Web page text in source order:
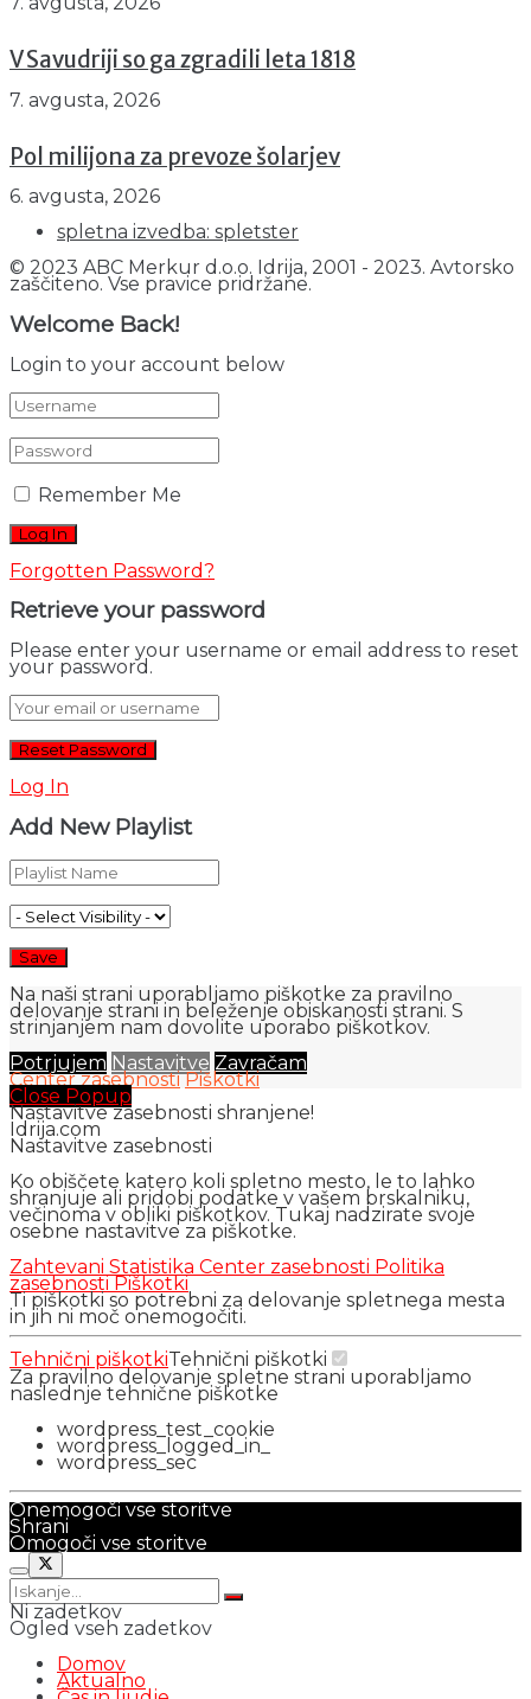
V Savudriji so ga zgradili leta 1818
7. avgusta, 2026
Pol milijona za prevoze šolarjev
6. avgusta, 2026
spletna izvedba: spletster
© 2023 ABC Merkur d.o.o. Idrija, 2001 - 2023. Avtorsko
zaščiteno. Vse pravice pridržane.
Welcome Back!
Login to your account below
Remember Me
Forgotten Password?
Retrieve your password
Please enter your username or email address to reset
your password.
Log In
Add New Playlist
Na naši strani uporabljamo piškotke za pravilno
delovanje strani in beleženje obiskanosti strani. S
strinjanjem nam dovolite uporabo piškotkov.
Potrjujem Nastavitve Zavračam
Center zasebnosti Piškotki
Close Popup
Nastavitve zasebnosti shranjene!
Idrija.com
Nastavitve zasebnosti
Ko obiščete katero koli spletno mesto, le to lahko
shranjuje ali pridobi podatke v vašem brskalniku,
večinoma v obliki piškotkov. Tukaj nadzirate svoje
osebne nastavitve za piškotke.
Zahtevani Statistika Center zasebnosti Politika
zasebnostiPiškotki
Ti piškotki so potrebni za delovanje spletnega mesta
in jih ni moč onemogočiti.
Tehnični piškotkiTehnični piškotki
Za pravilno delovanje spletne strani uporabljamo
naslednje tehnične piškotke
wordpress_test_cookie
wordpress_logged_in_
wordpress_sec
Onemogoči vse storitve
Shrani
Omogoči vse storitve
Ni zadetkov
Ogled vseh zadetkov
Domov
Aktualno